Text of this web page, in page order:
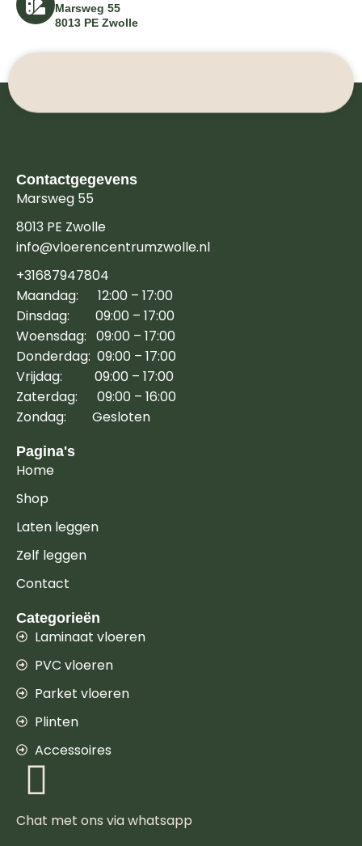
Marsweg 55
8013 PE Zwolle
Contactgegevens
Marsweg 55
8013 PE Zwolle
info@vloerencentrumzwolle.nl
+31687947804
Maandag: 12:00 – 17:00
Dinsdag: 09:00 – 17:00
Woensdag: 09:00 – 17:00
Donderdag: 09:00 – 17:00
Vrijdag: 09:00 – 17:00
Zaterdag: 09:00 – 16:00
Zondag: Gesloten
Pagina's
Home
Shop
Laten leggen
Zelf leggen
Contact
Categorieën
Laminaat vloeren
PVC vloeren
Parket vloeren
Plinten
Accessoires
Chat met ons via whatsapp